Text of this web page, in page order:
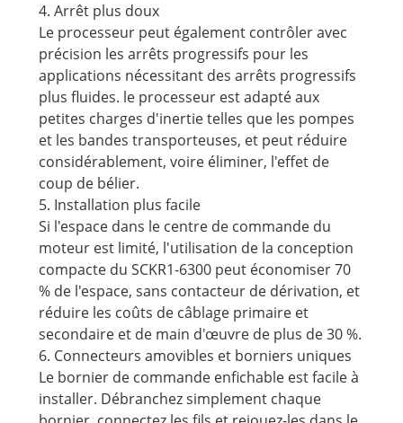
4. Arrêt plus doux
Le processeur peut également contrôler avec
précision les arrêts progressifs pour les
applications nécessitant des arrêts progressifs
plus fluides. le processeur est adapté aux
petites charges d'inertie telles que les pompes
et les bandes transporteuses, et peut réduire
considérablement, voire éliminer, l'effet de
coup de bélier.
5. Installation plus facile
Si l'espace dans le centre de commande du
moteur est limité, l'utilisation de la conception
compacte du SCKR1-6300 peut économiser 70
% de l'espace, sans contacteur de dérivation, et
réduire les coûts de câblage primaire et
secondaire et de main d'œuvre de plus de 30 %.
6. Connecteurs amovibles et borniers uniques
Le bornier de commande enfichable est facile à
installer. Débranchez simplement chaque